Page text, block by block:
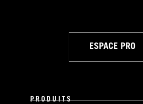
ESPACE PRO
PRODUITS